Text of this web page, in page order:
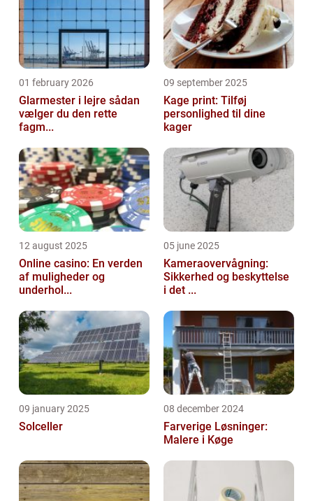
01 february 2026
Glarmester i lejre sådan
vælger du den rette
fagm...
09 september 2025
Kage print: Tilføj
personlighed til dine
kager
12 august 2025
Online casino: En verden
af muligheder og
underhol...
05 june 2025
Kameraovervågning:
Sikkerhed og beskyttelse
i det ...
09 january 2025
Solceller
08 december 2024
Farverige Løsninger:
Malere i Køge